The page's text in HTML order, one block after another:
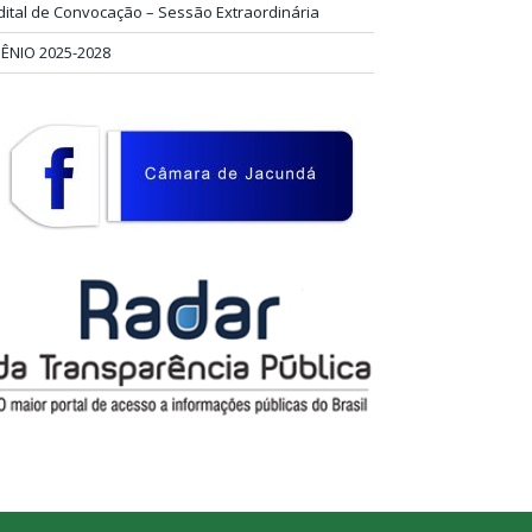
de Convocação – Sessão Extraordinária
2025-2028